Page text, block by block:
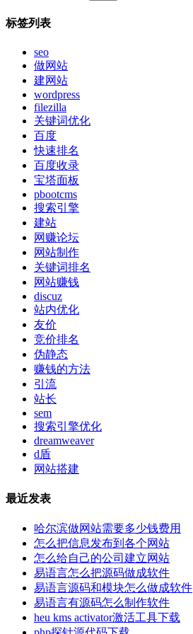
标签列表
seo
做网站
建网站
wordpress
filezilla
关键词优化
百度
快速排名
百度收录
宝塔面板
pbootcms
搜索引擎
建站
网赚论坛
网站制作
关键词排名
网站赚钱
discuz
站内优化
友价
竞价排名
伪静态
赚钱的方法
引流
站长
sem
搜索引擎优化
dreamweaver
d盾
网站搭建
最近发表
哈尔滨做网站需要多少钱费用
怎么把信息发布到各个网站
怎么给自己的公司建立网站
易语言怎么把源码做成软件
易语言源码和模块怎么做成软件
易语言有源码怎么制作软件
heu kms activator激活工具下载